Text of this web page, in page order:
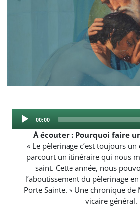
Player
Current
00:00
À écouter : Pourquoi faire
« Le pèlerinage c’est toujours
parcourt un itinéraire qui nous
saint. Cette année, nous
l’aboutissement du pèlerinage
Porte Sainte. » Une chronique de
vicaire général.